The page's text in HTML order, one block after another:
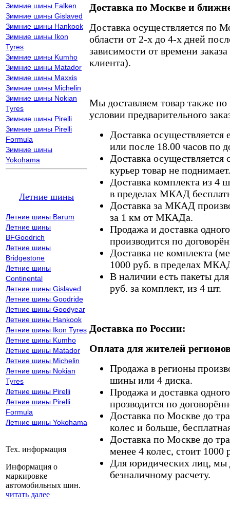
Зимние шины Falken
Зимние шины Gislaved
Зимние шины Hankook
Зимние шины Ikon
Tyres
Зимние шины Kumho
Зимние шины Matador
Зимние шины Maxxis
Зимние шины Michelin
Зимние шины Nokian
Tyres
Зимние шины Pirelli
Зимние шины Pirelli
Formula
Зимние шины
Yokohama
Летние шины
Летние шины Barum
Летние шины
BFGoodrich
Летние шины
Bridgestone
Летние шины
Continental
Летние шины Gislaved
Летние шины Goodride
Летние шины Goodyear
Летние шины Hankook
Летние шины Ikon Tyres
Летние шины Kumho
Летние шины Matador
Летние шины Michelin
Летние шины Nokian
Tyres
Летние шины Pirelli
Летние шины Pirelli
Formula
Летние шины Yokohama
Тех. информация
Информация о
маркировке
автомобильных шин.
читать далее
Доставка по Москве и
Доставка осуществляется по
области от 2-х до 4-х дней
зависимости от времени
клиента).
Мы доставляем товар также
условии предварительного
Доставка осуществляется
или после 18.00 часов по
Доставка осуществляется
курьер товар не поднимает.
Доставка комплекта из 4
в пределах МКАД
Доставка за МКАД
за 1 км от МКАДа.
Продажа и доставка
производится по
Доставка не комплекта
1000 руб. в пределах
В наличии есть пакеты
руб. за комплект, из 4 шт.
Доставка по России:
Оплата для жителей
Продажа в регионы
шины или 4 диска.
Продажа и доставка
прозводится по
Доставка по Москве до
колес и больше,
Доставка по Москве до
менее 4 колес, стоит 1000
Для юридических лиц, мы
безналичному расчету.